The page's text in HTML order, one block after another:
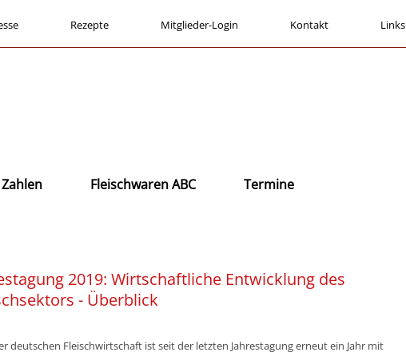
Links
Kontakt
Mitglieder-Login
Rezepte
Fleischwaren ABC Termine
2019: Wirtschaftliche Entwicklung des
- Überblick
deutschen Fleischwirtschaft ist seit der letzten Jahrestagung erneut ein Jahr mit